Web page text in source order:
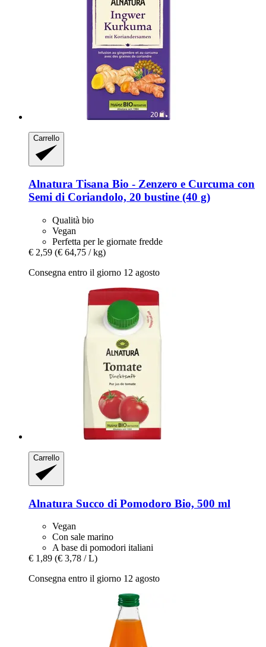
Carrello
Alnatura Tisana Bio -​ Zenzero e Curcuma con
Semi di Coriandolo, 20 bustine (40 g)
Qualità bio
Vegan
Perfetta per le giornate fredde
€ 2,59 (€ 64,75 / kg)
Consegna entro il giorno 12 agosto
Carrello
Alnatura Succo di Pomodoro Bio, 500 ml
Vegan
Con sale marino
A base di pomodori italiani
€ 1,89 (€ 3,78 / L)
Consegna entro il giorno 12 agosto